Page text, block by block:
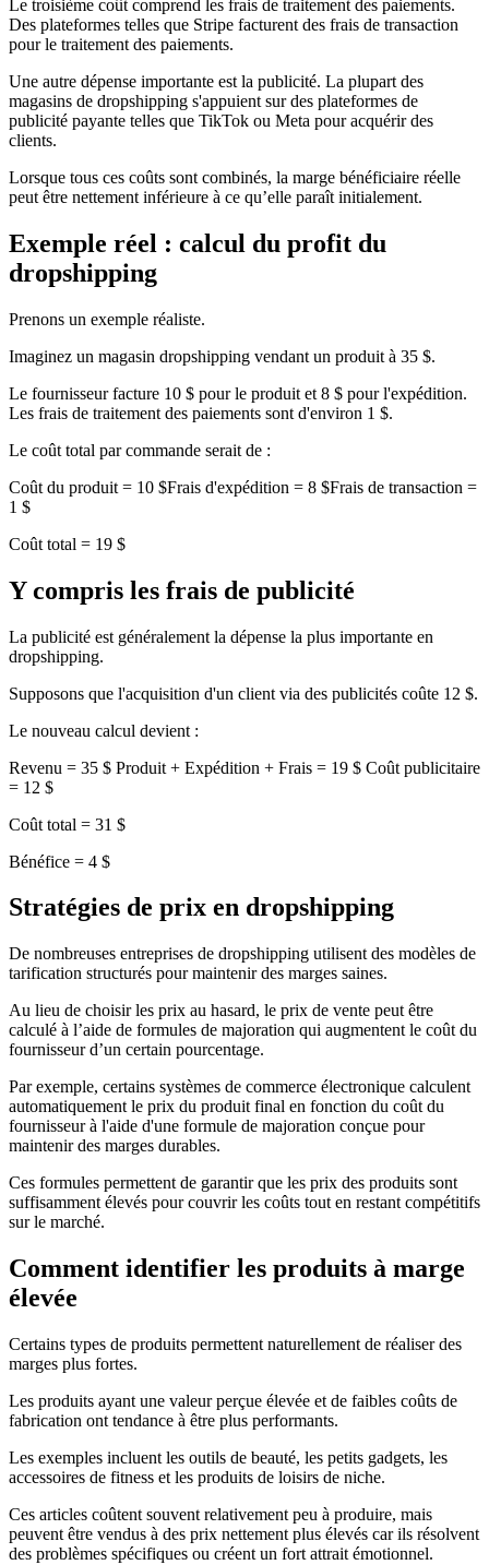
Le troisième coût comprend les frais de traitement des paiements.
Des plateformes telles que Stripe facturent des frais de transaction
pour le traitement des paiements.
Une autre dépense importante est la publicité. La plupart des
magasins de dropshipping s'appuient sur des plateformes de
publicité payante telles que TikTok ou Meta pour acquérir des
clients.
Lorsque tous ces coûts sont combinés, la marge bénéficiaire réelle
peut être nettement inférieure à ce qu’elle paraît initialement.
Exemple réel : calcul du profit du
dropshipping
Prenons un exemple réaliste.
Imaginez un magasin dropshipping vendant un produit à 35 $.
Le fournisseur facture 10 $ pour le produit et 8 $ pour l'expédition.
Les frais de traitement des paiements sont d'environ 1 $.
Le coût total par commande serait de :
Coût du produit = 10 $Frais d'expédition = 8 $Frais de transaction =
1 $
Coût total = 19 $
Y compris les frais de publicité
La publicité est généralement la dépense la plus importante en
dropshipping.
Supposons que l'acquisition d'un client via des publicités coûte 12 $.
Le nouveau calcul devient :
Revenu = 35 $ Produit + Expédition + Frais = 19 $ Coût publicitaire
= 12 $
Coût total = 31 $
Bénéfice = 4 $
Stratégies de prix en dropshipping
De nombreuses entreprises de dropshipping utilisent des modèles de
tarification structurés pour maintenir des marges saines.
Au lieu de choisir les prix au hasard, le prix de vente peut être
calculé à l’aide de formules de majoration qui augmentent le coût du
fournisseur d’un certain pourcentage.
Par exemple, certains systèmes de commerce électronique calculent
automatiquement le prix du produit final en fonction du coût du
fournisseur à l'aide d'une formule de majoration conçue pour
maintenir des marges durables.
Ces formules permettent de garantir que les prix des produits sont
suffisamment élevés pour couvrir les coûts tout en restant compétitifs
sur le marché.
Comment identifier les produits à marge
élevée
Certains types de produits permettent naturellement de réaliser des
marges plus fortes.
Les produits ayant une valeur perçue élevée et de faibles coûts de
fabrication ont tendance à être plus performants.
Les exemples incluent les outils de beauté, les petits gadgets, les
accessoires de fitness et les produits de loisirs de niche.
Ces articles coûtent souvent relativement peu à produire, mais
peuvent être vendus à des prix nettement plus élevés car ils résolvent
des problèmes spécifiques ou créent un fort attrait émotionnel.